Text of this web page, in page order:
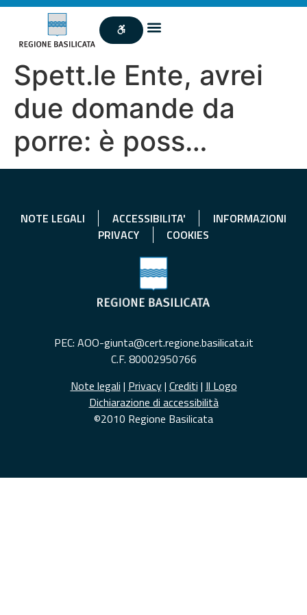
Spett.le Ente, avrei
due domande da
porre: è poss…
NOTE LEGALI ACCESSIBILITA'
INFORMAZIONI
PRIVACY
COOKIES
PEC: AOO-giunta@cert.regione.basilicata.it
C.F. 80002950766
Note legali | Privacy| Crediti | Il Logo
Dichiarazione di accessibilità
©2010 Regione Basilicata